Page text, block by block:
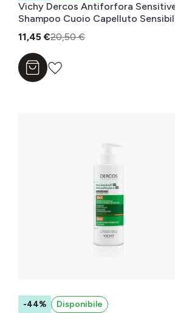
Vichy Dercos Antiforfora
Shampoo Cuoio Capelluto
200 mL
11,45 €20,50 €
Aggiungi al carrello
-44% Disponibile